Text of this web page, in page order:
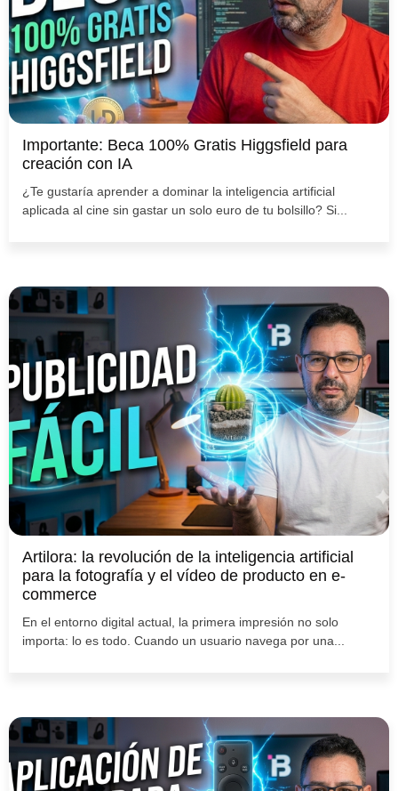
Importante: Beca 100% Gratis Higgsfield para
creación con IA
¿Te gustaría aprender a dominar la inteligencia artificial
aplicada al cine sin gastar un solo euro de tu bolsillo? Si...
Artilora: la revolución de la inteligencia artificial
para la fotografía y el vídeo de producto en e-
commerce
En el entorno digital actual, la primera impresión no solo
importa: lo es todo. Cuando un usuario navega por una...